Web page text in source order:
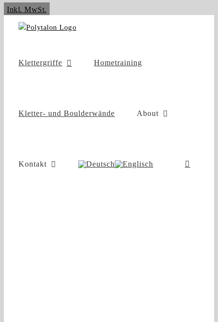
Inkl. MwSt.
springen
Klettergriffe Hometraining
Kletter- und Boulderwände About
Kontakt